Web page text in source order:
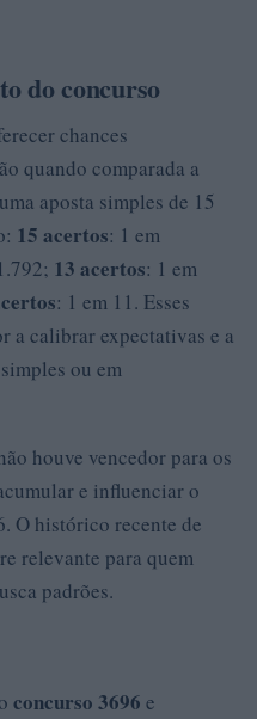
do concurso
chances
quando comparada a
aposta simples de 15
15 acertos: 1 em
13 acertos: 1 em
: 1 em 11. Esses
a calibrar expectativas e a
ou em
houve vencedor para os
e influenciar o
O histórico recente de
relevante para quem
padrões.
concurso 3696 e